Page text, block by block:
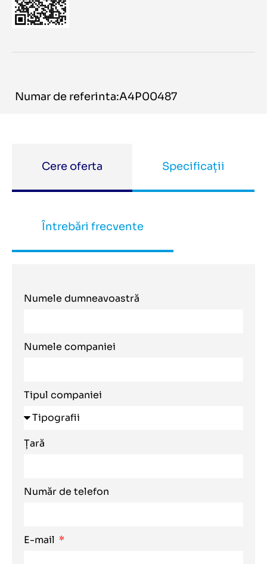
Numar de referinta:A4P00487
Cere oferta Specificații
Întrebări frecvente
Numele dumneavoastră
Numele companiei
Tipul companiei
Țară
Număr de telefon
E-mail